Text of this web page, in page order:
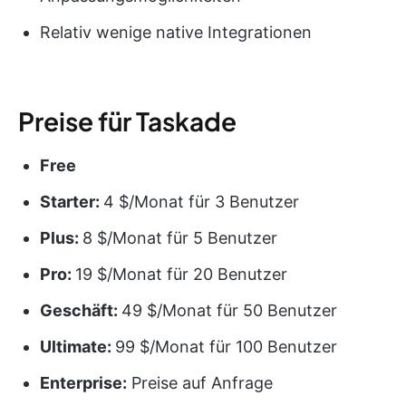
Relativ wenige native Integrationen
Preise für Taskade
Free
Starter: 4 $/Monat für 3 Benutzer
Plus: 8 $/Monat für 5 Benutzer
Pro: 19 $/Monat für 20 Benutzer
Geschäft: 49 $/Monat für 50 Benutzer
Ultimate: 99 $/Monat für 100 Benutzer
Enterprise: Preise auf Anfrage